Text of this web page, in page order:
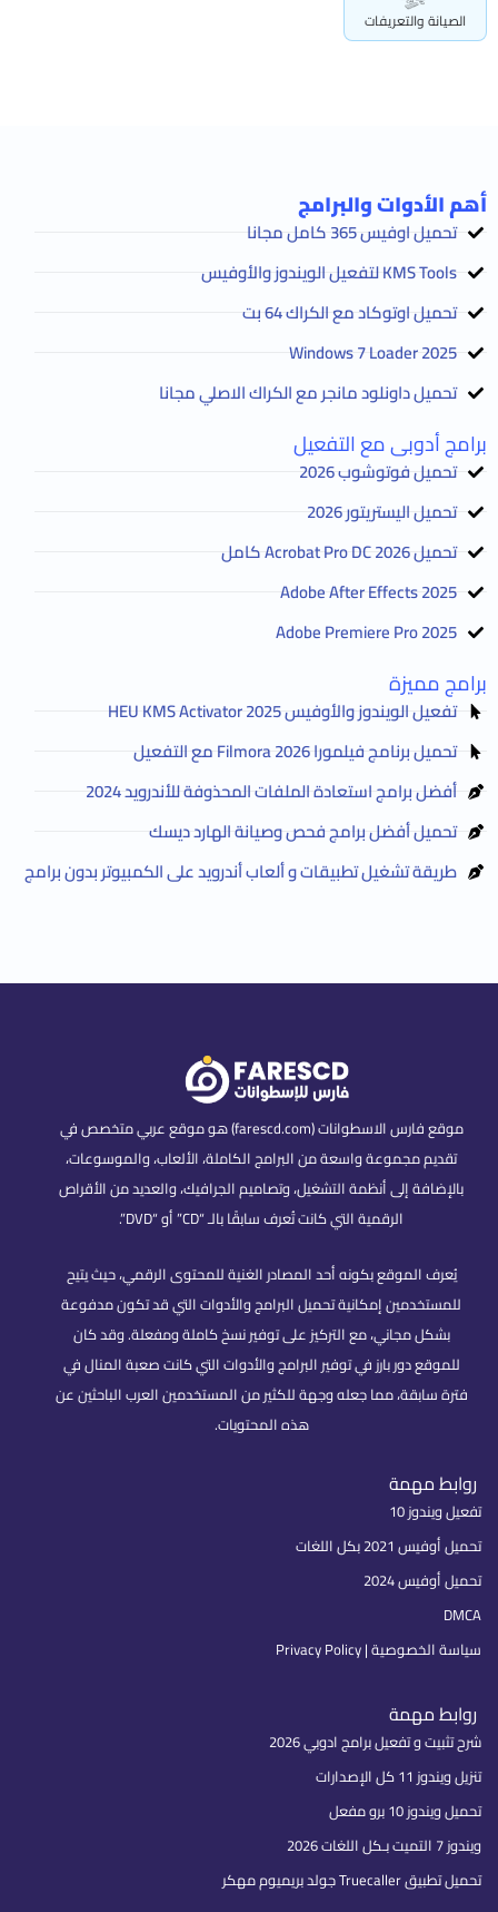
الصيانة والتعريفات
أهم الأدوات والبرامج
تحميل اوفيس 365 كامل مجانا
KMS Tools لتفعيل الويندوز والأوفيس
تحميل اوتوكاد مع الكراك 64 بت
2025 Windows 7 Loader
تحميل داونلود مانجر مع الكراك الاصلي مجانا
برامج أدوبى مع التفعيل
تحميل فوتوشوب 2026
تحميل اليستريتور 2026
تحميل Acrobat Pro DC 2026 كامل
Adobe After Effects 2025
Adobe Premiere Pro 2025
برامج مميزة
تفعيل الويندوز والأوفيس HEU KMS Activator 2025
تحميل برنامج فيلمورا Filmora 2026 مع التفعيل
أفضل برامج استعادة الملفات المحذوفة للأندرويد 2024
تحميل أفضل برامج فحص وصيانة الهارد ديسك
طريقة تشغيل تطبيقات و ألعاب أندرويد على الكمبيوتر بدون برامج
موقع فارس الاسطوانات (farescd.com) هو موقع عربي متخصص في
تقديم مجموعة واسعة من البرامج الكاملة، الألعاب، والموسوعات،
بالإضافة إلى أنظمة التشغيل، وتصاميم الجرافيك، والعديد من الأقراص
الرقمية التي كانت تُعرف سابقًا بالـ “CD” أو “DVD”.
يُعرف الموقع بكونه أحد المصادر الغنية للمحتوى الرقمي، حيث يتيح
للمستخدمين إمكانية تحميل البرامج والأدوات التي قد تكون مدفوعة
بشكل مجاني، مع التركيز على توفير نسخ كاملة ومفعلة. وقد كان
للموقع دور بارز في توفير البرامج والأدوات التي كانت صعبة المنال في
فترة سابقة، مما جعله وجهة للكثير من المستخدمين العرب الباحثين عن
هذه المحتويات.
روابط مهمة
تفعيل ويندوز 10
تحميل أوفيس 2021 بكل اللغات
تحميل أوفيس 2024
DMCA
سياسة الخصوصية | Privacy Policy
روابط مهمة
شرح تثبيت و تفعيل برامج ادوبي 2026
تنزيل ويندوز 11 كل الإصدارات
تحميل ويندوز 10 برو مفعل
ويندوز 7 التميت بـكل اللغات 2026
تحميل تطبيق Truecaller جولد بريميوم مهكر